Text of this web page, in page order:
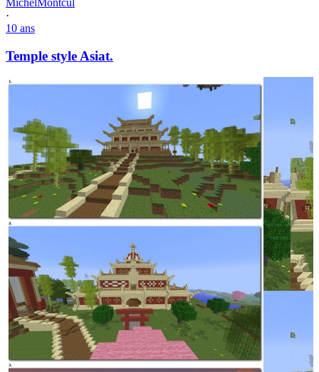
MichelMontcul
·
10 ans
Temple style Asiat.